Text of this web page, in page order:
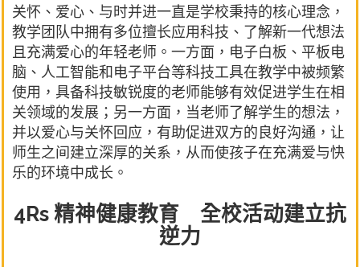
关怀、爱心、与时并进一直是学校秉持的核心理念，
教学团队中拥有多位擅长应用科技、了解新一代想法
且充满爱心的年轻老师。一方面，电子白板、平板电
脑、人工智能和电子平台等科技工具在教学中被频繁
使用，具备科技敏锐度的老师能够有效促进学生在相
关领域的发展；另一方面，当老师了解学生的想法，
并以爱心与关怀回应，有助促进双方的良好沟通，让
师生之间建立深厚的关系，从而使孩子在充满爱与快
乐的环境中成长。
4Rs 精神健康教育 全校活动建立抗
逆力